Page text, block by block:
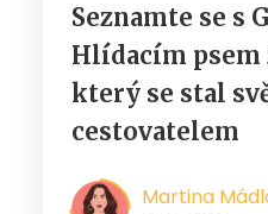
Seznamte se s
Hlídacím psem
který se stal
cestovatelem
Martina